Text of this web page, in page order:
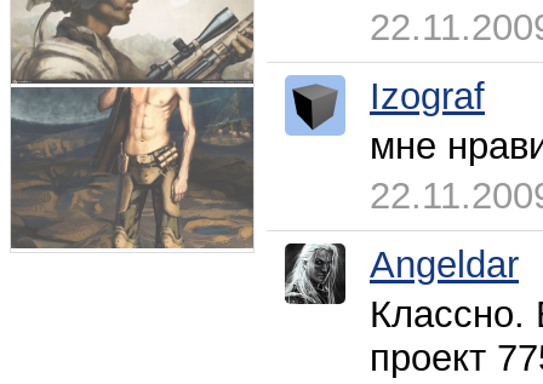
Izograf
мне
Angeldar
Классно.
проект